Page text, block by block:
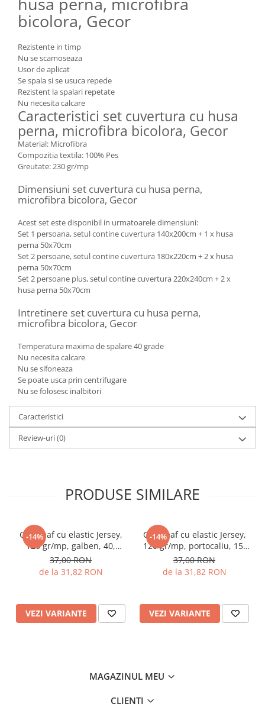
bicolora, Gecor
Rezistente in timp
Nu se scamoseaza
Usor de aplicat
Se spala si se usuca repede
Rezistent la spalari repetate
Nu necesita calcare
Caracteristici set cuvertura cu husa
perna, microfibra bicolora, Gecor
Material: Microfibra
Compozitia textila: 100% Pes
Greutate: 230 gr/mp
Dimensiuni set cuvertura cu husa perna,
microfibra bicolora, Gecor
Acest set este disponibil in urmatoarele dimensiuni:
Set 1 persoana, setul contine cuvertura 140x200cm + 1 x husa
perna 50x70cm
Set 2 persoane, setul contine cuvertura 180x220cm + 2 x husa
perna 50x70cm
Set 2 persoane plus, setul contine cuvertura 220x240cm + 2 x
husa perna 50x70cm
Intretinere set cuvertura cu husa perna,
microfibra bicolora, Gecor
Temperatura maxima de spalare 40 grade
Nu necesita calcare
Nu se sifoneaza
Se poate usca prin centrifugare
Nu se folosesc inalbitori
Caracteristici
Review-uri(0)
PRODUSE SIMILARE
-14%
Cearceaf cu elastic Jersey,
120 gr/mp, galben, 40,
100% bumbac, Gecor
37,00 RON
de la 31,82 RON
VEZI VARIANTE
-14%
Cearceaf cu elastic Jersey,
120 gr/mp, portocaliu, 15,
100% bumbac, Gecor
37,00 RON
de la 31,82 RON
VEZI VARIANTE
MAGAZINUL MEU
CLIENTI